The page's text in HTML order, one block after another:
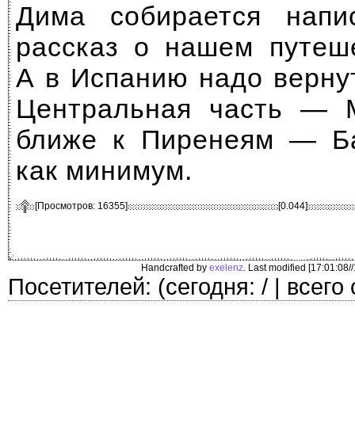
Дима собирается
рассказ о нашем
А в Испанию надо
Центральная часть —
ближе к Пиренеям —
как минимум.
[Просмотров: 16355] [0.044]
Handcrafted by exelenz. Last modified
Посетителей: (сегодня: / |